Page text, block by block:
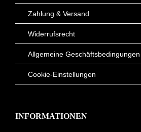
Zahlung & Versand
Widerrufsrecht
Allgemeine Geschäftsbedingungen
Cookie-Einstellungen
INFORMATIONEN